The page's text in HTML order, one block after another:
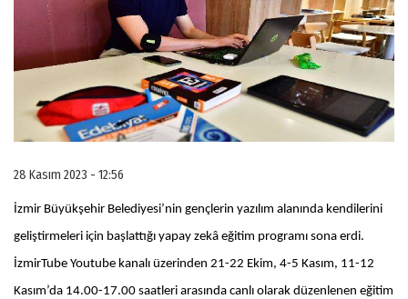
28 Kasım 2023 - 12:56
İzmir Büyükşehir Belediyesi’nin gençlerin yazılım alanında kendilerini
geliştirmeleri için başlattığı yapay zekâ eğitim programı sona erdi.
İzmirTube Youtube kanalı üzerinden 21-22 Ekim, 4-5 Kasım, 11-12
Kasım’da 14.00-17.00 saatleri arasında canlı olarak düzenlenen eğitim